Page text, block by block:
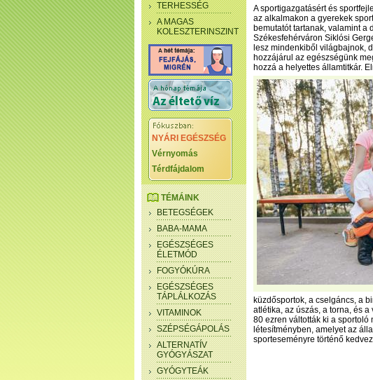
TERHESSÉG
A MAGAS
KOLESZTERINSZINT
NYÁRI EGÉSZSÉG
Vérnyomás
Térdfájdalom
TÉMÁINK
BETEGSÉGEK
BABA-MAMA
EGÉSZSÉGES
ÉLETMÓD
FOGYÓKÚRA
EGÉSZSÉGES
TÁPLÁLKOZÁS
VITAMINOK
SZÉPSÉGÁPOLÁS
ALTERNATÍV
GYÓGYÁSZAT
GYÓGYTEÁK
A sportigazgatásért és
az alkalmakon a gyerekek
bemutatót tartanak, valamint
Székesfehérváron Siklósi
lesz mindenkiből világbajnok,
hozzájárul az egészségünk
hozzá a helyettes államtitkár.
küzdősportok, a cselgáncs, a
atlétika, az úszás, a torna, és
80 ezren váltották ki a sportoló
létesítményben, amelyet az
sporteseményre történő